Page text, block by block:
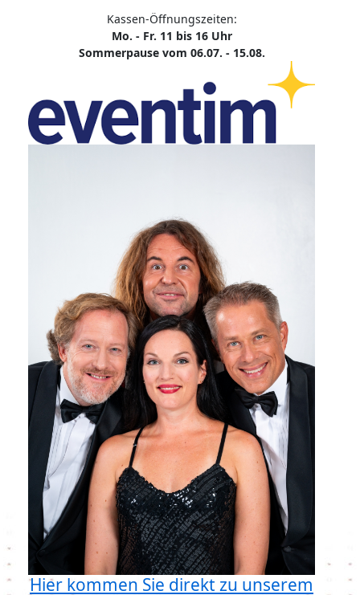
Kassen-Öffnungszeiten:
Mo. - Fr. 11 bis 16 Uhr
Sommerpause vom 06.07. - 15.08.
Hier kommen Sie direkt zu unserem